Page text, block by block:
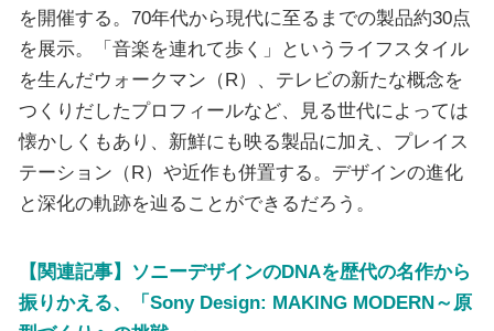
を開催する。70年代から現代に至るまでの製品約30点
を展示。「音楽を連れて歩く」というライフスタイル
を生んだウォークマン（R）、テレビの新たな概念を
つくりだしたプロフィールなど、見る世代によっては
懐かしくもあり、新鮮にも映る製品に加え、プレイス
テーション（R）や近作も併置する。デザインの進化
と深化の軌跡を辿ることができるだろう。
【関連記事】ソニーデザインのDNAを歴代の名作から
振りかえる、「Sony Design: MAKING MODERN～原